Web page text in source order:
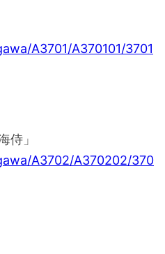
A3701/A370101/3701
侍」
A3702/A370202/370